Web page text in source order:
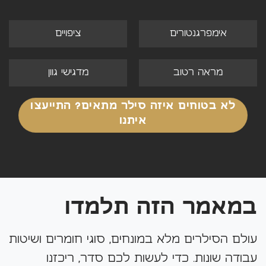
אימפרגנטורים ציפויים
מראה רטוב מדגישי גוון
לא בטוחים איזה סילר מתאים? התייעצו
איתנו
במאמר הזה תלמדו
עולם הסילרים מלא במונחים, סוגי חומרים ושיטות
עבודה שונות. כדי לעשות לכם סדר, ריכזנו